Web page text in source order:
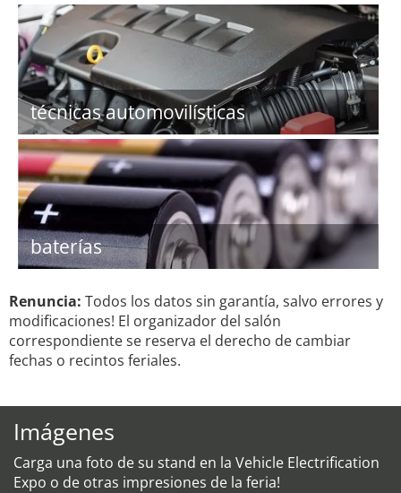
técnicas automovilísticas
baterías
Renuncia: Todos los datos sin garantía, salvo errores y
modificaciones! El organizador del salón
correspondiente se reserva el derecho de cambiar
fechas o recintos feriales.
Imágenes
Carga una foto de su stand en la Vehicle Electrification
Expo o de otras impresiones de la feria!